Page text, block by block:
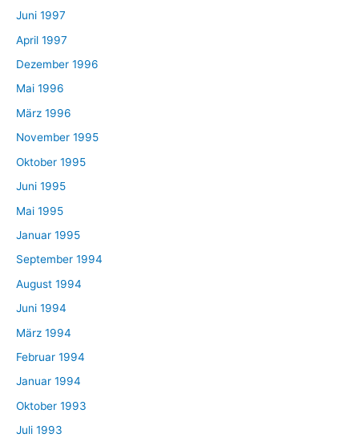
Juni 1997
April 1997
Dezember 1996
Mai 1996
März 1996
November 1995
Oktober 1995
Juni 1995
Mai 1995
Januar 1995
September 1994
August 1994
Juni 1994
März 1994
Februar 1994
Januar 1994
Oktober 1993
Juli 1993